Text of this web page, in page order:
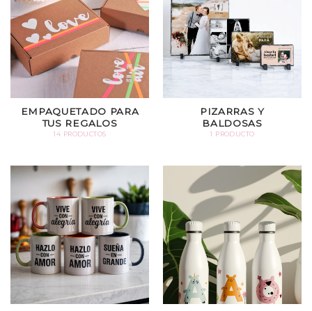
EMPAQUETADO PARA
TUS REGALOS
14 PRODUCTOS
PIZARRAS Y
BALDOSAS
1 PRODUCTO